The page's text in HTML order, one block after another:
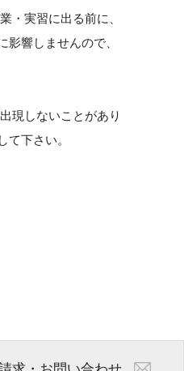
・実習に出る前に、
響しませんので、
現しないことがあり
下さい。